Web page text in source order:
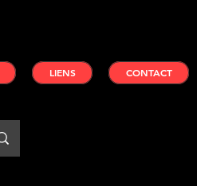
LIENS CONTACT